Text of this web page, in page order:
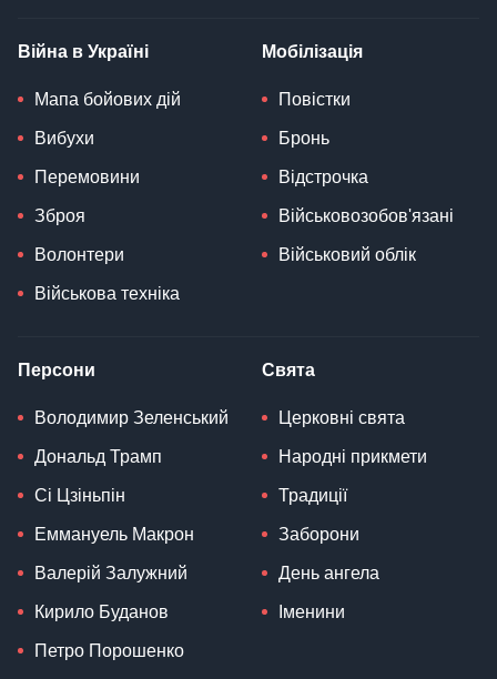
Війна в Україні
Мапа бойових дій
Вибухи
Перемовини
Зброя
Волонтери
Військова техніка
Мобілізація
Повістки
Бронь
Відстрочка
Військовозобов'язані
Військовий облік
Персони
Володимир Зеленський
Дональд Трамп
Сі Цзіньпін
Еммануель Макрон
Валерій Залужний
Кирило Буданов
Петро Порошенко
Свята
Церковні свята
Народні прикмети
Традиції
Заборони
День ангела
Іменини